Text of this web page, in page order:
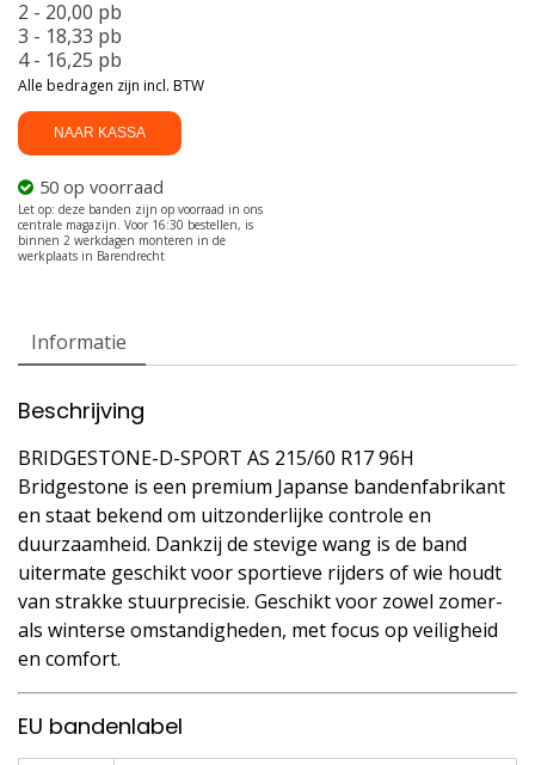
R17
96H
aantal
NAAR KASSA
50 op voorraad
2 - 20,00 pb
3 - 18,33 pb
4 - 16,25 pb
Alle bedragen zijn incl. BTW
Informatie
Beschrijving
BRIDGESTONE-D-SPORT AS 215/60 R17 96H
Bridgestone is een premium Japanse bandenfabrikant
en staat bekend om uitzonderlijke controle en
duurzaamheid. Dankzij de stevige wang is de band
uitermate geschikt voor sportieve rijders of wie houdt
van strakke stuurprecisie. Geschikt voor zowel zomer-
als winterse omstandigheden, met focus op veiligheid
en comfort.
EU bandenlabel